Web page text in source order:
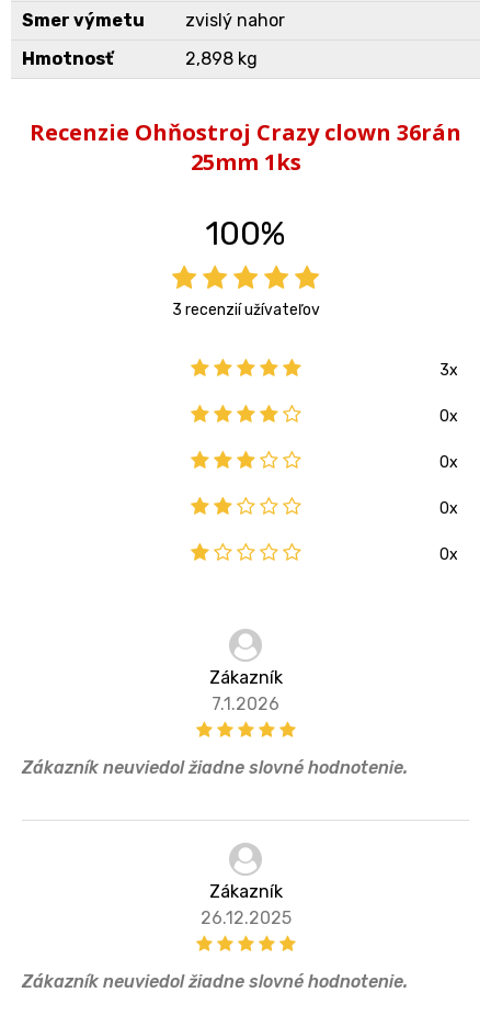
Smer výmetu
zvislý nahor
Hmotnosť
2,898 kg
Recenzie Ohňostroj Crazy clown 36rán
25mm 1ks
100%
3 recenzií užívateľov
3x
0x
0x
0x
0x
Zákazník
7.1.2026
Zákazník neuviedol žiadne slovné hodnotenie.
Zákazník
26.12.2025
Zákazník neuviedol žiadne slovné hodnotenie.